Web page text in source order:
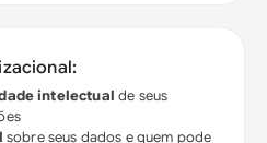
intelectual de seus
sobre seus dados e quem pode